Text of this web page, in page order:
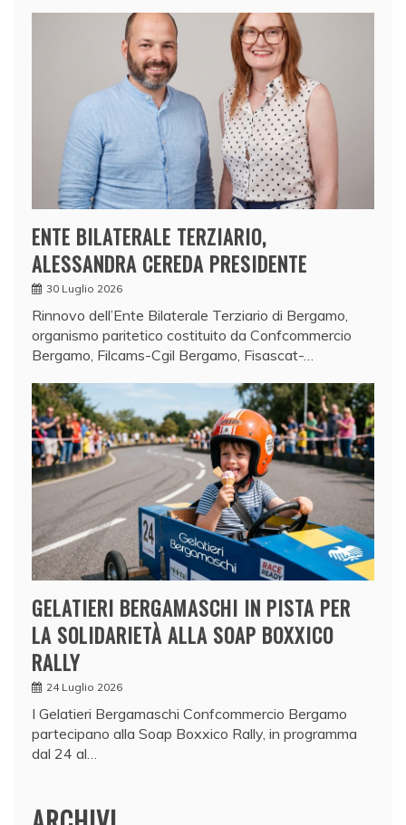
ENTE BILATERALE TERZIARIO,
ALESSANDRA CEREDA PRESIDENTE
30 Luglio 2026
Rinnovo dell’Ente Bilaterale Terziario di Bergamo,
organismo paritetico costituito da Confcommercio
Bergamo, Filcams-Cgil Bergamo, Fisascat-…
GELATIERI BERGAMASCHI IN PISTA PER
LA SOLIDARIETÀ ALLA SOAP BOXXICO
RALLY
24 Luglio 2026
I Gelatieri Bergamaschi Confcommercio Bergamo
partecipano alla Soap Boxxico Rally, in programma
dal 24 al…